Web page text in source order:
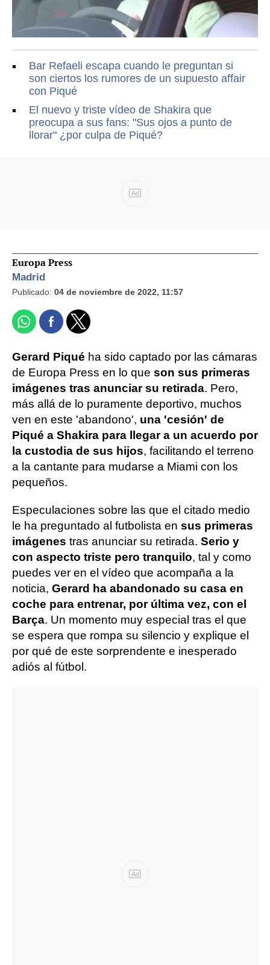
Bar Refaeli escapa cuando le preguntan si
son ciertos los rumores de un supuesto affair
con Piqué
El nuevo y triste vídeo de Shakira que
preocupa a sus fans: "Sus ojos a punto de
llorar" ¿por culpa de Piqué?
Ad
Europa Press
Madrid
Publicado: 04 de noviembre de 2022, 11:57
Gerard Piqué ha sido captado por las cámaras
de Europa Press en lo que son sus primeras
imágenes tras anunciar su retirada. Pero,
más allá de lo puramente deportivo, muchos
ven en este 'abandono', una 'cesión' de
Piqué a Shakira para llegar a un acuerdo por
la custodia de sus hijos, facilitando el terreno
a la cantante para mudarse a Miami con los
pequeños.
Especulaciones sobre las que el citado medio
le ha preguntado al futbolista en sus primeras
imágenes tras anunciar su retirada. Serio y
con aspecto triste pero tranquilo, tal y como
puedes ver en el vídeo que acompaña a la
noticia, Gerard ha abandonado su casa en
coche para entrenar, por última vez, con el
Barça. Un momento muy especial tras el que
se espera que rompa su silencio y explique el
por qué de este sorprendente e inesperado
adiós al fútbol.
Ad